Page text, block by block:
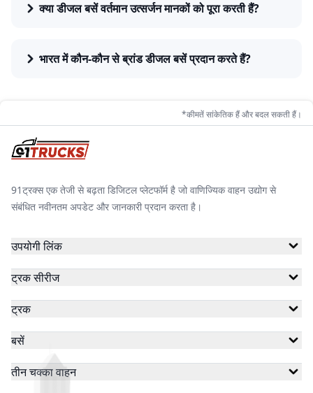
क्या डीजल बसें वर्तमान उत्सर्जन मानकों को पूरा करती हैं?
भारत में कौन-कौन से ब्रांड डीजल बसें प्रदान करते हैं?
*कीमतें सांकेतिक हैं और बदल सकती हैं।
91ट्रक्स एक तेजी से बढ़ता डिजिटल प्लेटफॉर्म है जो वाणिज्यिक वाहन उद्योग से
संबंधित नवीनतम अपडेट और जानकारी प्रदान करता है।
उपयोगी लिंक
ट्रक सीरीज
ट्रक
बसें
तीन चक्का वाहन